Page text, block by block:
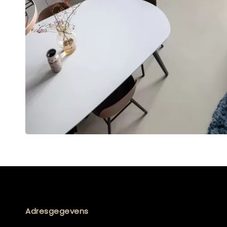
Adresgegevens